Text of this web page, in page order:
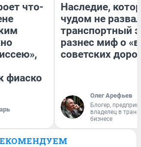
что-
фиаско
Наследие,
чудом не
транспортный
разнес миф о
советских
Олег Арефьев
Блогер,
владелец в
бизнесе